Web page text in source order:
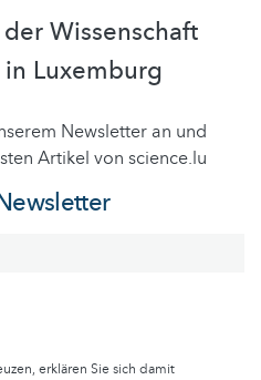
Wissenschaft
Luxemburg
Newsletter an und
Artikel von science.lu
erklären Sie sich damit